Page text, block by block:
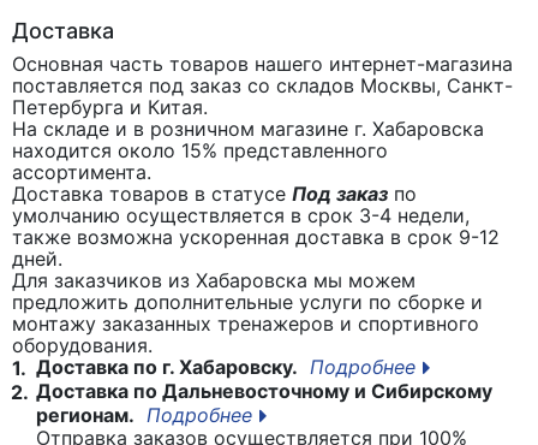
Доставка
Основная часть товаров нашего интернет-магазина
поставляется под заказ со складов Москвы, Санкт-
Петербурга и Китая.
На складе и в розничном магазине г. Хабаровска
находится около 15% представленного
ассортимента.
Доставка товаров в статусе Под заказ по
умолчанию осуществляется в срок 3-4 недели,
также возможна ускоренная доставка в срок 9-12
дней.
Для заказчиков из Хабаровска мы можем
предложить дополнительные услуги по сборке и
монтажу заказанных тренажеров и спортивного
оборудования.
1. Доставка по г. Хабаровску. Подробнее
2. Доставка по Дальневосточному и Сибирскому
регионам. Подробнее
Отправка заказов осуществляется при 100%